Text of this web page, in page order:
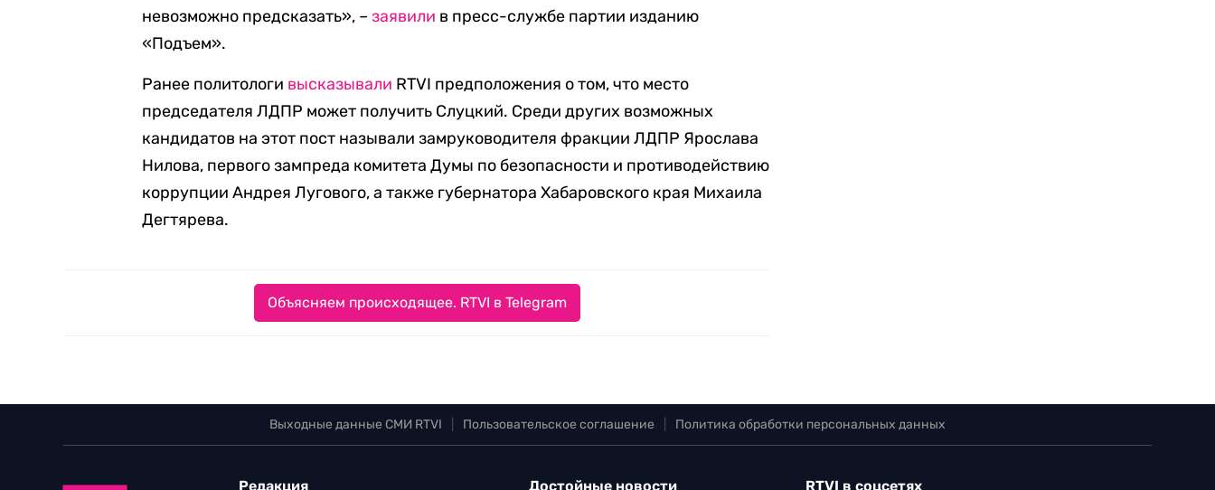
невозможно предсказать», –заявили в пресс-службе партии изданию
«Подъем».
Ранее политологи высказывали RTVI предположения о том, что место
председателя ЛДПР может получить Слуцкий. Среди других возможных
кандидатов на этот пост называли замруководителя фракции ЛДПР Ярослава
Нилова, первого зампреда комитета Думы по безопасности и противодействию
коррупции Андрея Лугового, а также губернатора Хабаровского края Михаила
Дегтярева.
Объясняем происходящее. RTVI в Telegram
Выходные данные СМИ RTVI Пользовательское соглашение Политика обработки персональных данных
Редакция Достойные новости RTVI в соцсетях